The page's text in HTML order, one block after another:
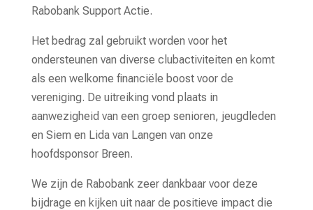
Rabobank Support Actie.
Het bedrag zal gebruikt worden voor het
ondersteunen van diverse clubactiviteiten en komt
als een welkome financiële boost voor de
vereniging. De uitreiking vond plaats in
aanwezigheid van een groep senioren, jeugdleden
en Siem en Lida van Langen van onze
hoofdsponsor Breen.
We zijn de Rabobank zeer dankbaar voor deze
bijdrage en kijken uit naar de positieve impact die